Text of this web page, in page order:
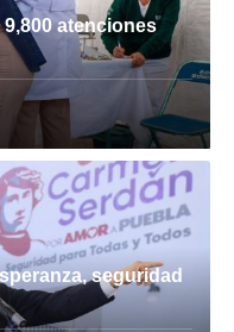
atenciones
seguridad